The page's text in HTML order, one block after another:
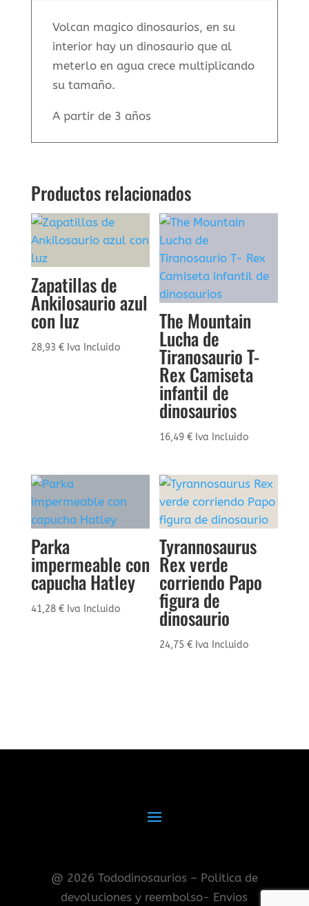
Volcan magico dinosaurios, en su
interior hay un dinosaurio que al
meterlo en agua crece multiplicando
su tamaño.
A partir de 3 años
Productos relacionados
Zapatillas de
Ankilosaurio azul
con luz
28,93 € Iva Incluido
The Mountain
Lucha de
Tiranosaurio T-
Rex Camiseta
infantil de
dinosaurios
16,49€ Iva Incluido
Parka
impermeable con
capucha Hatley
41,28 € Iva Incluido
Tyrannosaurus
Rex verde
corriendo Papo
figura de
dinosaurio
24,75€ Iva Incluido
@ 2026 Tododinosaurios – Politica de
devoluciones y reembolso- Envios